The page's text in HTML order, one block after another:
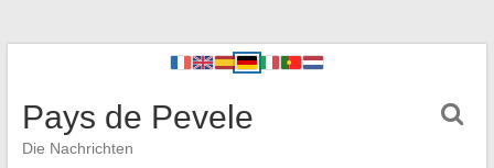
Pays de Pevele
Die Nachrichten